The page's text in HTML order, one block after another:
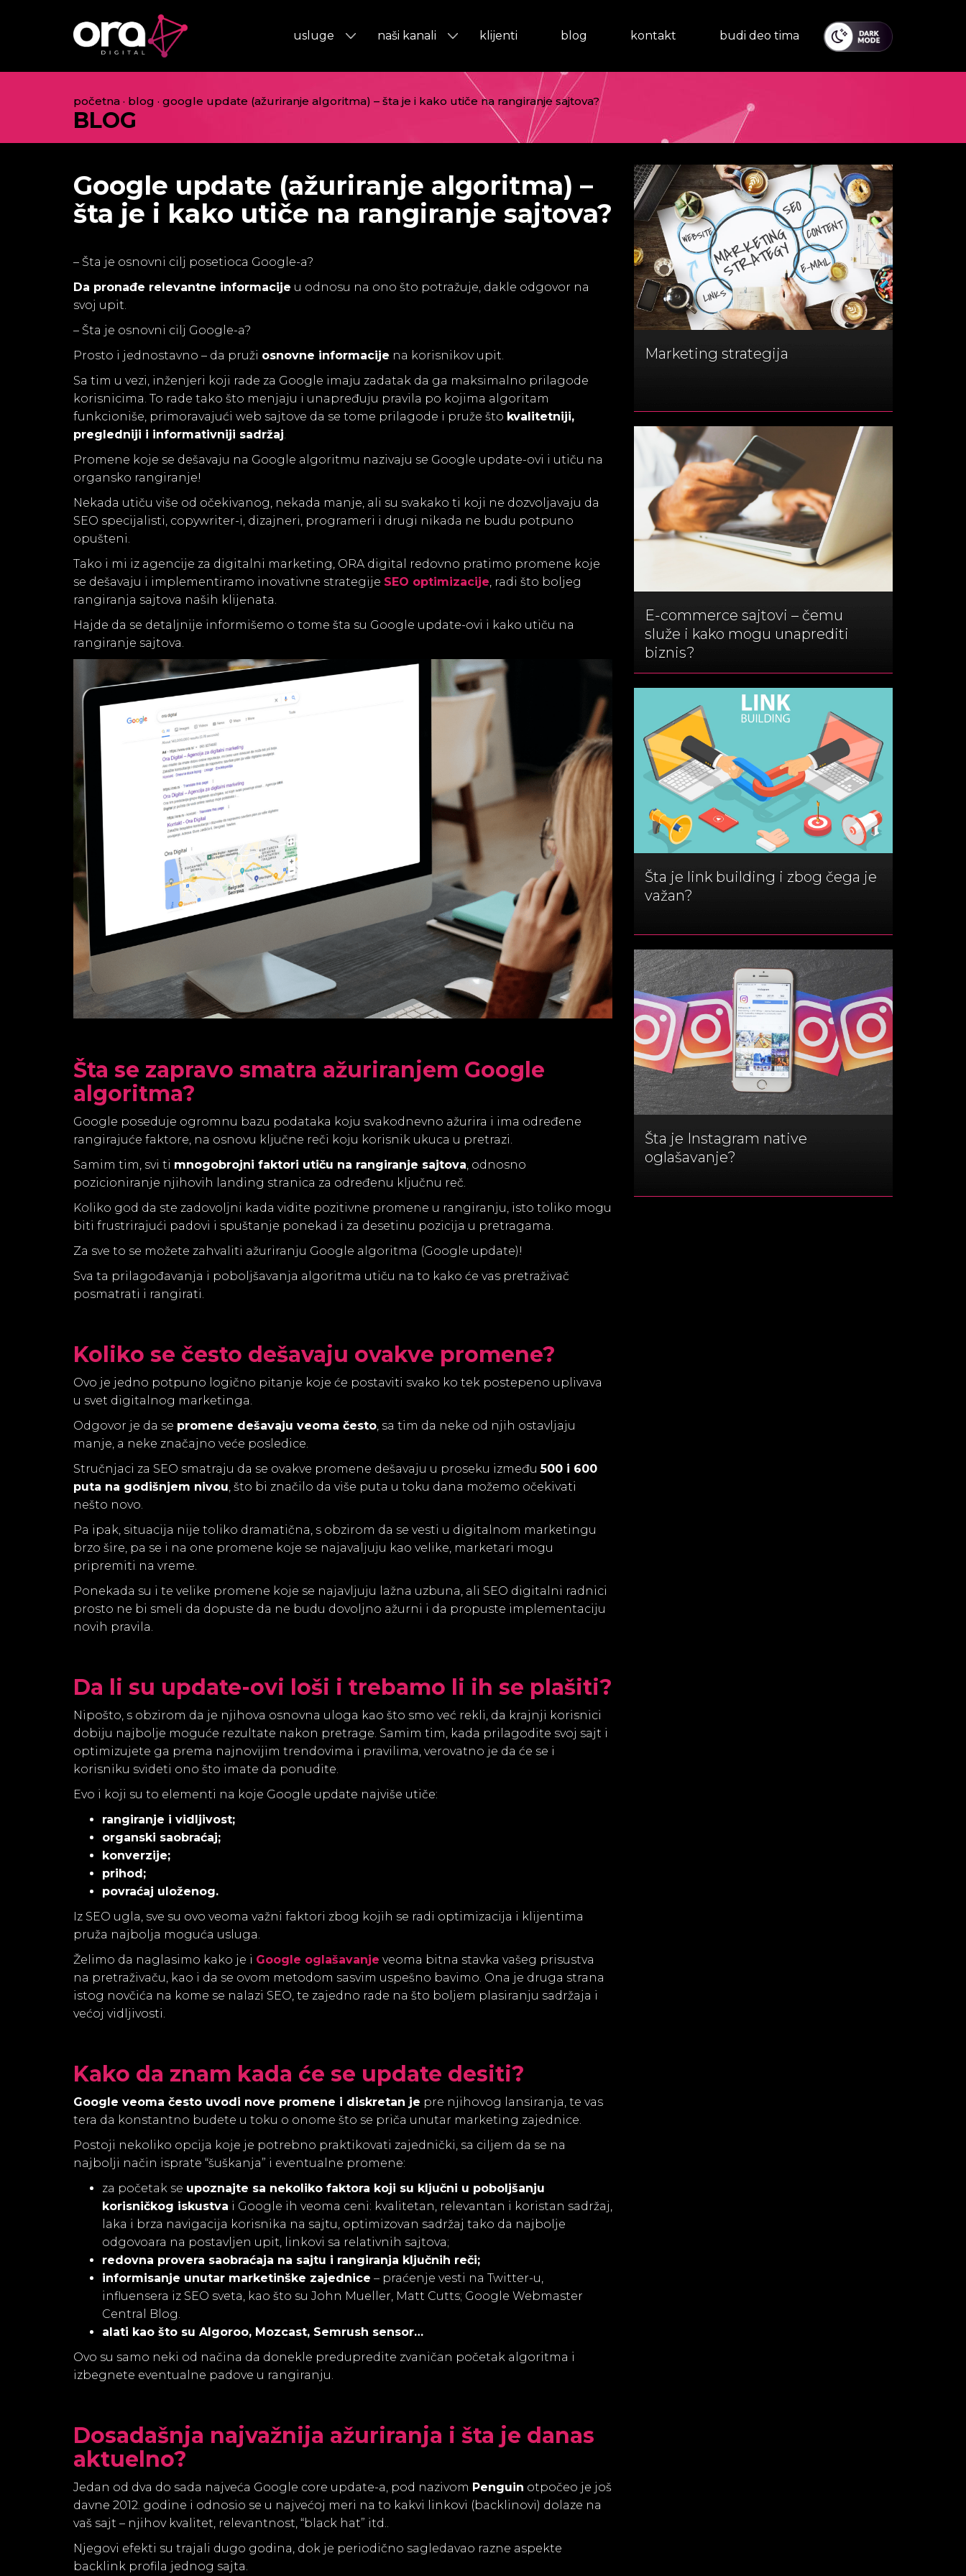
usluge naši kanali klijenti blog kontakt budi deo tima
početna · blog · google update (ažuriranje algoritma) – šta je i kako utiče na rangiranje sajtova?
BLOG
Google update (ažuriranje algoritma) –
šta je i kako utiče na rangiranje sajtova?
– Šta je osnovni cilj posetioca Google-a?
Da pronađe relevantne informacije u odnosu na ono što potražuje, dakle odgovor na
svoj upit.
– Šta je osnovni cilj Google-a?
Prosto i jednostavno – da pruži osnovne informacije na korisnikov upit.
Sa tim u vezi, inženjeri koji rade za Google imaju zadatak da ga maksimalno prilagode
korisnicima. To rade tako što menjaju i unapređuju pravila po kojima algoritam
funkcioniše, primoravajući web sajtove da se tome prilagode i pruže što kvalitetniji,
pregledniji i informativniji sadržaj.
Promene koje se dešavaju na Google algoritmu nazivaju se Google update-ovi i utiču na
organsko rangiranje!
Nekada utiču više od očekivanog, nekada manje, ali su svakako ti koji ne dozvoljavaju da
SEO specijalisti, copywriter-i, dizajneri, programeri i drugi nikada ne budu potpuno
opušteni.
Tako i mi iz agencije za digitalni marketing, ORA digital redovno pratimo promene koje
se dešavaju i implementiramo inovativne strategije SEO optimizacije, radi što boljeg
rangiranja sajtova naših klijenata.
Hajde da se detaljnije informišemo o tome šta su Google update-ovi i kako utiču na
rangiranje sajtova.
Šta se zapravo smatra ažuriranjem Google
algoritma?
Google poseduje ogromnu bazu podataka koju svakodnevno ažurira i ima određene
rangirajuće faktore, na osnovu ključne reči koju korisnik ukuca u pretrazi.
Samim tim, svi ti mnogobrojni faktori utiču na rangiranje sajtova, odnosno
pozicioniranje njihovih landing stranica za određenu ključnu reč.
Koliko god da ste zadovoljni kada vidite pozitivne promene u rangiranju, isto toliko mogu
biti frustrirajući padovi i spuštanje ponekad i za desetinu pozicija u pretragama.
Za sve to se možete zahvaliti ažuriranju Google algoritma (Google update)!
Sva ta prilagođavanja i poboljšavanja algoritma utiču na to kako će vas pretraživač
posmatrati i rangirati.
Koliko se često dešavaju ovakve promene?
Ovo je jedno potpuno logično pitanje koje će postaviti svako ko tek postepeno uplivava
u svet digitalnog marketinga.
Odgovor je da se promene dešavaju veoma često, sa tim da neke od njih ostavljaju
manje, a neke značajno veće posledice.
Stručnjaci za SEO smatraju da se ovakve promene dešavaju u proseku između500 i 600
puta na godišnjem nivou, što bi značilo da više puta u toku dana možemo očekivati
nešto novo.
Pa ipak, situacija nije toliko dramatična, s obzirom da se vesti u digitalnom marketingu
brzo šire, pa se i na one promene koje se najavaljuju kao velike, marketari mogu
pripremiti na vreme.
Ponekada su i te velike promene koje se najavljuju lažna uzbuna, ali SEO digitalni radnici
prosto ne bi smeli da dopuste da ne budu dovoljno ažurni i da propuste implementaciju
novih pravila.
Da li su update-ovi loši i trebamo li ih se plašiti?
Nipošto, s obzirom da je njihova osnovna uloga kao što smo već rekli, da krajnji korisnici
dobiju najbolje moguće rezultate nakon pretrage. Samim tim, kada prilagodite svoj sajt i
optimizujete ga prema najnovijim trendovima i pravilima, verovatno je da će se i
korisniku svideti ono što imate da ponudite.
Evo i koji su to elementi na koje Google update najviše utiče:
rangiranje i vidljivost;
organski saobraćaj;
konverzije;
prihod;
povraćaj uloženog.
Iz SEO ugla, sve su ovo veoma važni faktori zbog kojih se radi optimizacija i klijentima
pruža najbolja moguća usluga.
Želimo da naglasimo kako je i Google oglašavanje veoma bitna stavka vašeg prisustva
na pretraživaču, kao i da se ovom metodom sasvim uspešno bavimo. Ona je druga strana
istog novčića na kome se nalazi SEO, te zajedno rade na što boljem plasiranju sadržaja i
većoj vidljivosti.
Kako da znam kada će se update desiti?
Google veoma često uvodi nove promene i diskretan je pre njihovog lansiranja, te vas
tera da konstantno budete u toku o onome što se priča unutar marketing zajednice.
Postoji nekoliko opcija koje je potrebno praktikovati zajednički, sa ciljem da se na
najbolji način isprate “šuškanja” i eventualne promene:
za početak se upoznajte sa nekoliko faktora koji su ključni u poboljšanju
korisničkog iskustva i Google ih veoma ceni: kvalitetan, relevantan i koristan sadržaj,
laka i brza navigacija korisnika na sajtu, optimizovan sadržaj tako da najbolje
odgovoara na postavljen upit, linkovi sa relativnih sajtova;
redovna provera saobraćaja na sajtu i rangiranja ključnih reči;
informisanje unutar marketinške zajednice – praćenje vesti na Twitter-u,
influensera iz SEO sveta, kao što su John Mueller, Matt Cutts; Google Webmaster
Central Blog.
alati kao što su Algoroo, Mozcast, Semrush sensor…
Ovo su samo neki od načina da donekle predupredite zvaničan početak algoritma i
izbegnete eventualne padove u rangiranju.
Dosadašnja najvažnija ažuriranja i šta je danas
aktuelno?
Jedan od dva do sada najveća Google core update-a, pod nazivom Penguin otpočeo je još
davne 2012. godine i odnosio se u najvećoj meri na to kakvi linkovi (backlinovi) dolaze na
vaš sajt – njihov kvalitet, relevantnost, “black hat” itd..
Njegovi efekti su trajali dugo godina, dok je periodično sagledavao razne aspekte
backlink profila jednog sajta.
Marketing strategija
E-commerce sajtovi – čemu
služe i kako mogu unaprediti
biznis?
Šta je link building i zbog čega je
važan?
Šta je Instagram native
oglašavanje?